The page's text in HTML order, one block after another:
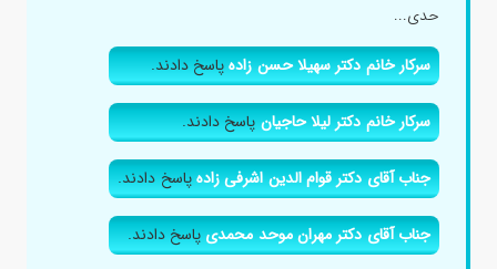
حدی...
سرکار خانم دکتر سهیلا حسن زادهپاسخ دادند.
سرکار خانم دکتر لیلا حاجیانپاسخ دادند.
جناب آقای دکتر قوام الدین اشرفی زادهپاسخ دادند.
جناب آقای دکتر مهران موحد محمدیپاسخ دادند.